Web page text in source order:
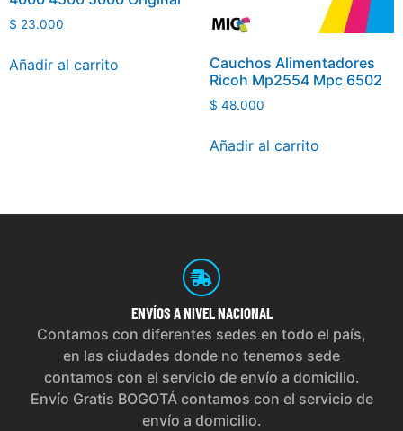
$ 23.000
Añadir al carrito
Cauchos Alimentadores
Ricoh Mp2554 Mpc 6502
$ 48.000
Añadir al carrito
ENVÍOS A NIVEL NACIONAL
Contamos con diferentes sedes en todo el país,
en las ciudades donde no tenemos sede
contamos con el servicio de envío a domicilio.
Envío Gratis BOGOTÁ contamos con el servicio de
envío a domicilio.